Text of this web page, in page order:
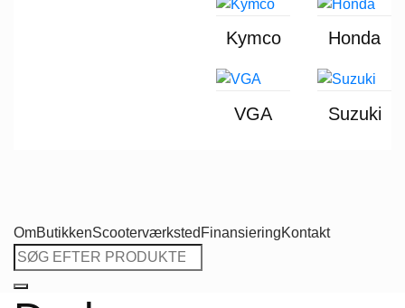
Kymco Honda
VGA Suzuki
OmButikkenScooterværksted FinansieringKontakt
Søg
efter: